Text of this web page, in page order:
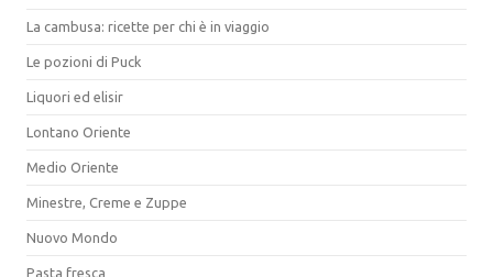
La cambusa: ricette per chi è in viaggio
Le pozioni di Puck
Liquori ed elisir
Lontano Oriente
Medio Oriente
Minestre, Creme e Zuppe
Nuovo Mondo
Pasta fresca